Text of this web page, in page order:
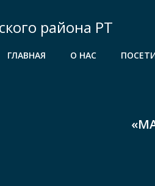
района РТ
ГЛАВНАЯ О НАС